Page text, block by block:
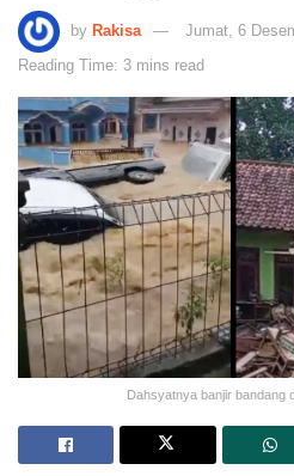
by Rakisa
Jumat, 6
Reading Time: 3 mins read
Dahsyatnya banjir bandang